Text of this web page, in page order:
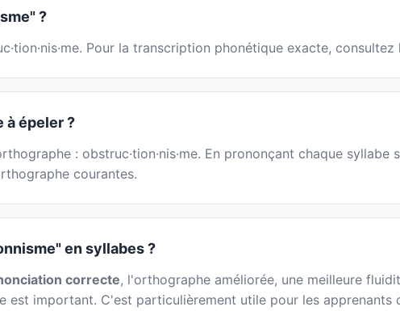
?
Pour la transcription phonétique exacte,
épeler ?
: obstruc·tion·nis·me. En prononçant chaque
courantes.
en syllabes ?
correcte, l'orthographe améliorée, une meilleure
est important. C'est particulièrement utile pour les apprenants